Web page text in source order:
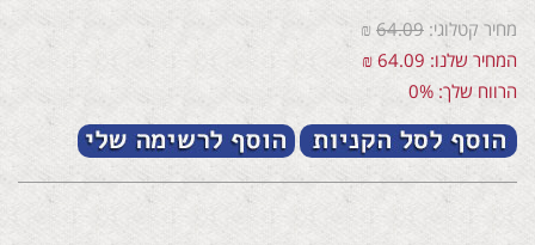
מחיר קטלוגי: 64.09
₪
המחיר שלנו: 64.09 ₪
הרווח שלך: 0%